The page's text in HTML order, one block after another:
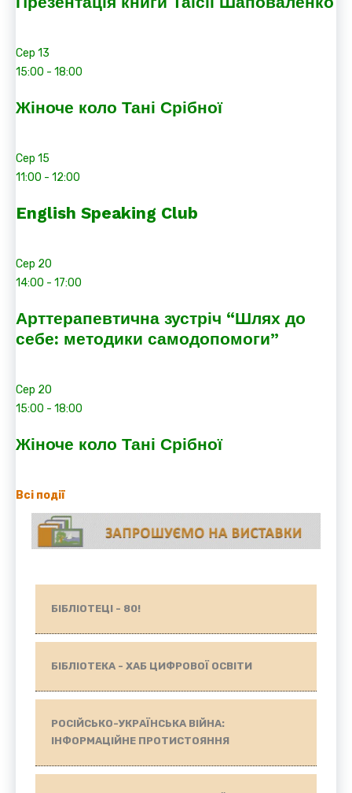
Сер 13
15:00 - 18:00
Жіноче коло Тані Срібної
Сер 15
11:00 - 12:00
English Speaking Club
Сер 20
14:00 - 17:00
Арттерапевтична зустріч “Шлях до
себе: методики самодопомоги”
Сер 20
15:00 - 18:00
Жіноче коло Тані Срібної
Всі події
БІБЛІОТЕЦІ - 80!
БІБЛІОТЕКА - ХАБ ЦИФРОВОЇ ОСВІТИ
РОСІЙСЬКО-УКРАЇНСЬКА ВІЙНА:
ІНФОРМАЦІЙНЕ ПРОТИСТОЯННЯ